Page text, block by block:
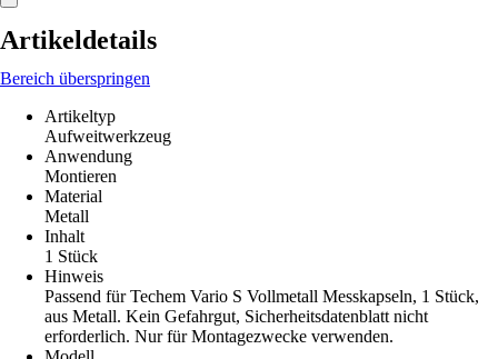
Artikeldetails
Bereich überspringen
Artikeltyp
Aufweitwerkzeug
Anwendung
Montieren
Material
Metall
Inhalt
1 Stück
Hinweis
Passend für Techem Vario S Vollmetall Messkapseln, 1 Stück,
aus Metall. Kein Gefahrgut, Sicherheitsdatenblatt nicht
erforderlich. Nur für Montagezwecke verwenden.